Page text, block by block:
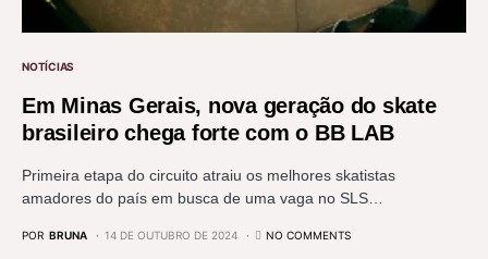
NOTÍCIAS
Em Minas Gerais, nova geração do skate
brasileiro chega forte com o BB LAB
Primeira etapa do circuito atraiu os melhores skatistas
amadores do país em busca de uma vaga no SLS…
POR BRUNA 14 DE OUTUBRO DE 2024 NO COMMENTS